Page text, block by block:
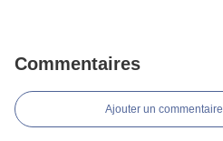
Commentaires
Ajouter un commentaire